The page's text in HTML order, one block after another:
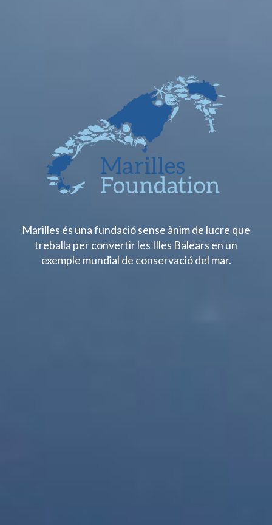
Marilles és una fundació sense ànim de lucre que
treballa per convertir les Illes Balears en un
exemple mundial de conservació del mar.